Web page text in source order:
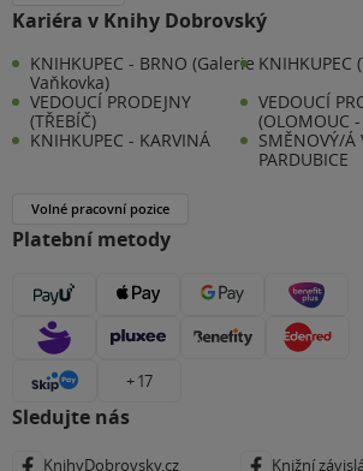
Kariéra v Knihy Dobrovský
KNIHKUPEC - BRNO (Galerie
Vaňkovka)
KNIHKUPEC
VEDOUCÍ PRODEJNY
(TŘEBÍČ)
VEDOUCÍ
(OLOMOUC
KNIHKUPEC - KARVINÁ
SMĚNOVÝ/Á
PARDUBICE
Volné pracovní pozice
Platební metody
+ 17
Sledujte nás
KnihyDobrovsky.cz Knižní